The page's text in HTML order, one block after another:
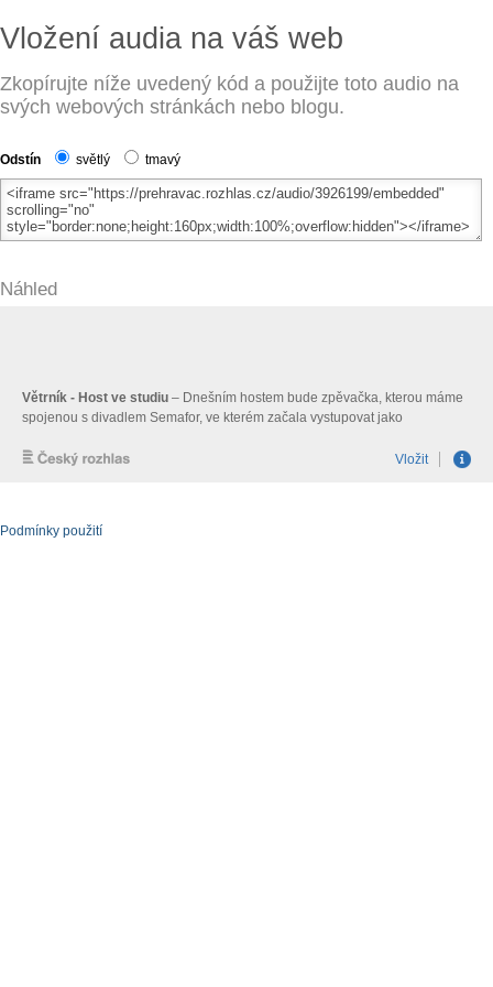
Vložení audia na váš web
Zkopírujte níže uvedený kód a použijte toto audio na
svých webových stránkách nebo blogu.
Odstín světlý tmavý
Náhled
Podmínky použití